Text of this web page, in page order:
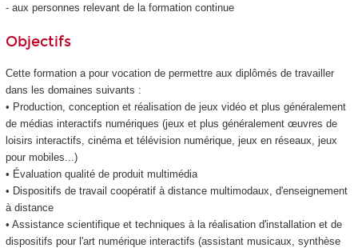
- aux personnes relevant de la formation continue
Objectifs
Cette formation a pour vocation de permettre aux diplômés de travailler
dans les domaines suivants :
• Production, conception et réalisation de jeux vidéo et plus généralement
de médias interactifs numériques (jeux et plus généralement œuvres de
loisirs interactifs, cinéma et télévision numérique, jeux en réseaux, jeux
pour mobiles...)
• Évaluation qualité de produit multimédia
• Dispositifs de travail coopératif à distance multimodaux, d'enseignement
à distance
• Assistance scientifique et techniques à la réalisation d'installation et de
dispositifs pour l'art numérique interactifs (assistant musicaux, synthèse